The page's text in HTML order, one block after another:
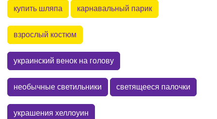
купить шляпа карнавальный парик
взрослый костюм
украинский венок на голову
необычные светильники светящееся палочки
украшения хеллоуин